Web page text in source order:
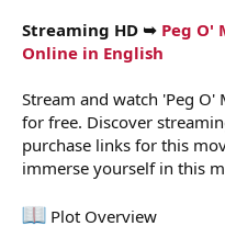
Streaming HD ➥ Peg O'
Online in English
Stream and watch 'Peg
for free. Discover
purchase links for this
immerse yourself in this
Plot Overview